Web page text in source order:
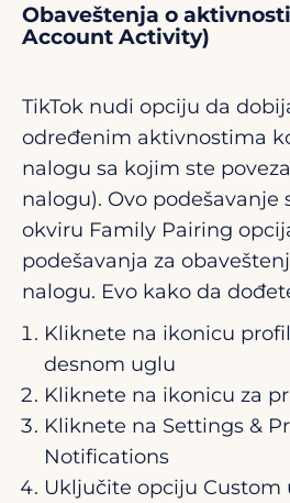
Obaveštenja o
Account Activity)
TikTok nudi opciju da
određenim aktivnostima
nalogu sa kojim ste
nalogu). Ovo podešavanje
okviru Family Pairing
podešavanja za
nalogu. Evo kako da
Kliknete na ikonicu
desnom uglu
Kliknete na ikonicu za
Kliknete na Settings &
Notifications
Uključite opciju Custom